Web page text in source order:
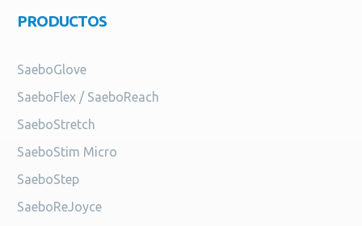
PRODUCTOS
SaeboGlove
SaeboFlex / SaeboReach
SaeboStretch
SaeboStim Micro
SaeboStep
SaeboReJoyce